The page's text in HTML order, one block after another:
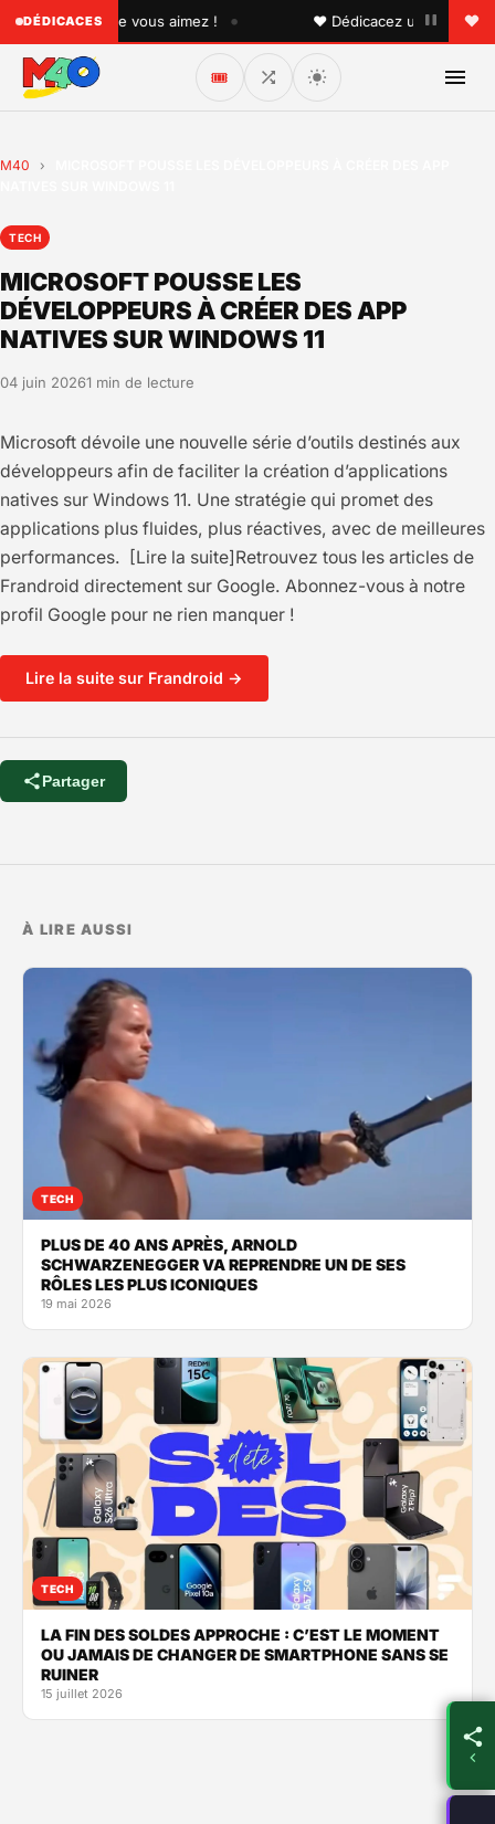
DÉDICACESque vous aimez ! • ♥ Dédicacez un titre à vos
🎟️
M40 ›
TECH
MICROSOFT POUSSE LES
DÉVELOPPEURS À CRÉER DES APP
NATIVES SUR WINDOWS 11
04 juin 20261 min de lecture
Microsoft dévoile une nouvelle série d’outils destinés aux
développeurs afin de faciliter la création d’applications
natives sur Windows 11. Une stratégie qui promet des
applications plus fluides, plus réactives, avec de meilleures
performances. [Lire la suite]Retrouvez tous les articles de
Frandroid directement sur Google. Abonnez-vous à notre
profil Google pour ne rien manquer !
Lire la suite sur Frandroid →
Partager
À LIRE AUSSI
TECH
PLUS DE 40 ANS APRÈS, ARNOLD
SCHWARZENEGGER VA REPRENDRE UN DE SES
RÔLES LES PLUS ICONIQUES
19 mai 2026
TECH
LA FIN DES SOLDES APPROCHE : C’EST LE MOMENT
OU JAMAIS DE CHANGER DE SMARTPHONE SANS SE
RUINER
15 juillet 2026